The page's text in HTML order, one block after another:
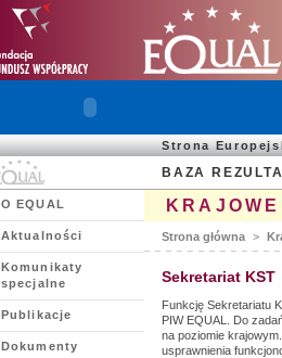
Strona
BAZA
O EQUAL
Aktualności
Komunikaty
specjalne
Publikacje
Dokumenty
Strona główna >
Sekretariat KST
Funkcję Sekretariatu
PIW EQUAL. Do
na poziomie
usprawnienia